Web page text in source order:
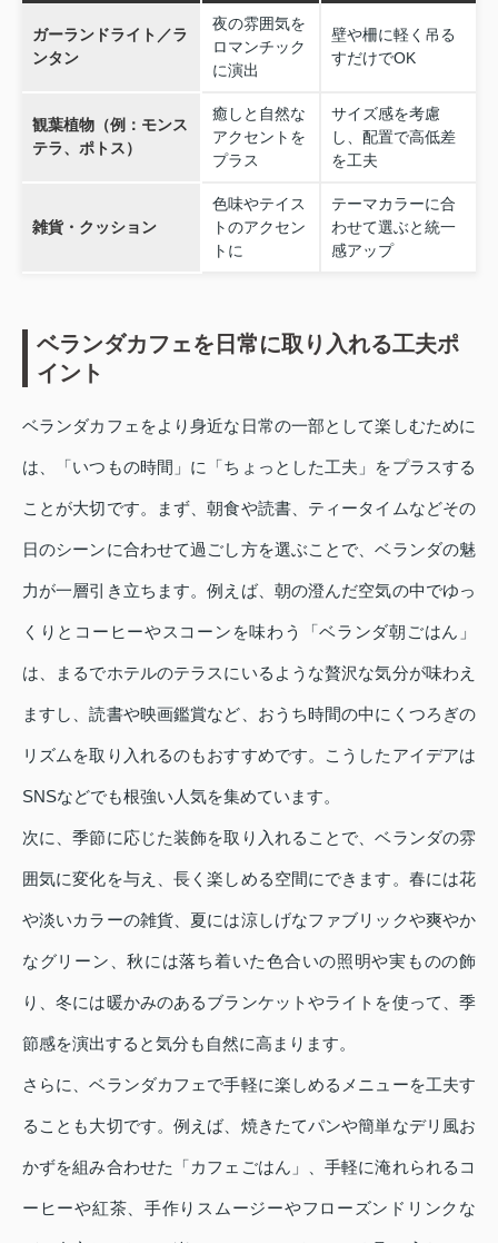
ガーランドライト／ラ
ンタン
夜の雰囲気を
ロマンチック
に演出
壁や柵に軽く吊る
すだけでOK
観葉植物（例：モンス
テラ、ポトス）
癒しと自然な
アクセントを
プラス
サイズ感を考慮
し、配置で高低差
を工夫
雑貨・クッション
色味やテイス
トのアクセン
トに
テーマカラーに合
わせて選ぶと統一
感アップ
ベランダカフェを日常に取り入れる工夫ポ
イント
ベランダカフェをより身近な日常の一部として楽しむために
は、「いつもの時間」に「ちょっとした工夫」をプラスする
ことが大切です。まず、朝食や読書、ティータイムなどその
日のシーンに合わせて過ごし方を選ぶことで、ベランダの魅
力が一層引き立ちます。例えば、朝の澄んだ空気の中でゆっ
くりとコーヒーやスコーンを味わう「ベランダ朝ごはん」
は、まるでホテルのテラスにいるような贅沢な気分が味わえ
ますし、読書や映画鑑賞など、おうち時間の中にくつろぎの
リズムを取り入れるのもおすすめです。こうしたアイデアは
SNSなどでも根強い人気を集めています。
次に、季節に応じた装飾を取り入れることで、ベランダの雰
囲気に変化を与え、長く楽しめる空間にできます。春には花
や淡いカラーの雑貨、夏には涼しげなファブリックや爽やか
なグリーン、秋には落ち着いた色合いの照明や実ものの飾
り、冬には暖かみのあるブランケットやライトを使って、季
節感を演出すると気分も自然に高まります。
さらに、ベランダカフェで手軽に楽しめるメニューを工夫す
ることも大切です。例えば、焼きたてパンや簡単なデリ風お
かずを組み合わせた「カフェごはん」、手軽に淹れられるコ
ーヒーや紅茶、手作りスムージーやフローズンドリンクな